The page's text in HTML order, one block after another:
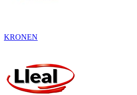
KRONEN